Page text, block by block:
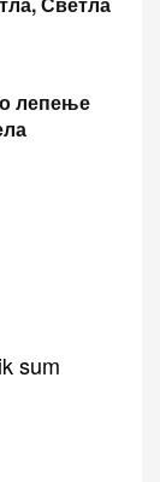
лепење
sum